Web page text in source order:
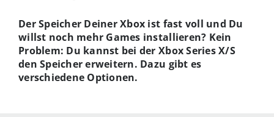
Der Speicher Deiner Xbox ist fast voll und Du
willst noch mehr Games installieren? Kein
Problem: Du kannst bei der Xbox Series X/S
den Speicher erweitern. Dazu gibt es
verschiedene Optionen.